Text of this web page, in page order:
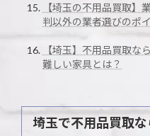
【埼玉の不用品買取】
判以外の業者選びのポ
【埼玉】不用品買取な
難しい家具とは？
埼玉で不用品買取